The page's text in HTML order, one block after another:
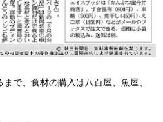
で、食材の購入は八百屋、魚屋、